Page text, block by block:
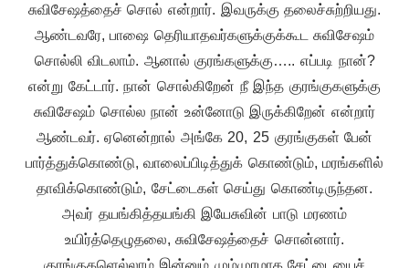
சுவிசேஷத்தைச் சொல் என்றார். இவருக்கு தலைச்சுற்றியது.
ஆண்டவரே, பாஷை தெரியாதவர்களுக்குக்கூட சுவிசேஷம்
சொல்லி விடலாம். ஆனால் குரங்களுக்கு….. எப்படி நான்?
என்று கேட்டார். நான் சொல்கிறேன் நீ இந்த குரங்குகளுக்கு
சுவிசேஷம் சொல்ல நான் உன்னோடு இருக்கிறேன் என்றார்
ஆண்டவர். ஏனென்றால் அங்கே 20, 25 குரங்குகள் பேன்
பார்த்துக்கொண்டு, வாலைப்பிடித்துக் கொண்டும், மரங்களில்
தாவிக்கொண்டும், சேட்டைகள் செய்து கொண்டிருந்தன.
அவர் தயங்கித்தயங்கி இயேசுவின் பாடு மரணம்
உயிர்த்தெழுதலை, சுவிசேஷத்தைச் சொன்னார்.
குரங்குகளெல்லாம் இன்னும் மும்முரமாக சேட்டையைச்